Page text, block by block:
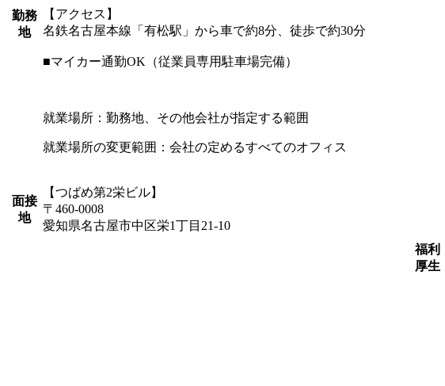
勤務
地
【アクセス】
名鉄名古屋本線「有松駅」から車で約8分、徒歩で約30分
■マイカー通勤OK（従業員専用駐車場完備）
就業場所：勤務地、その他会社が指定する範囲
就業場所の変更範囲：会社の定めるすべてのオフィス
面接
地
【つばめ第2栄ビル】
〒460-0008
愛知県名古屋市中区栄1丁目21-10
福利
厚生